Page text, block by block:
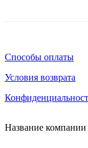
Способы оплаты
Условия возврата
Название компании